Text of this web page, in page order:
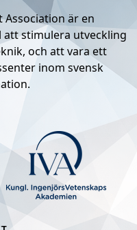
Association är en
stimulera utveckling
och att vara ett
inom svensk